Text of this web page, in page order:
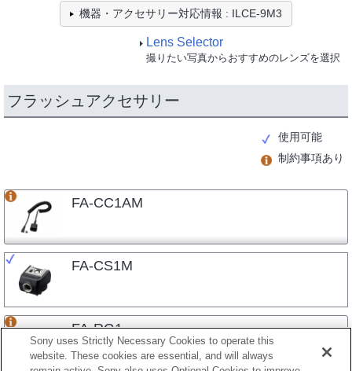
機器・アクセサリー対応情報 : ILCE-9M3
Lens Selector
撮りたい写真からおすすめのレンズを選択
フラッシュアクセサリー
使用可能
制約事項あり
FA-CC1AM
FA-CS1M
FA-RG1
Sony uses Strictly Necessary Cookies to operate this
website. These cookies are essential, and will always